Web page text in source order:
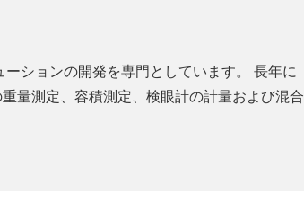
ションの開発を専門としています。 長年に
量測定、容積測定、検眼計の計量および混合